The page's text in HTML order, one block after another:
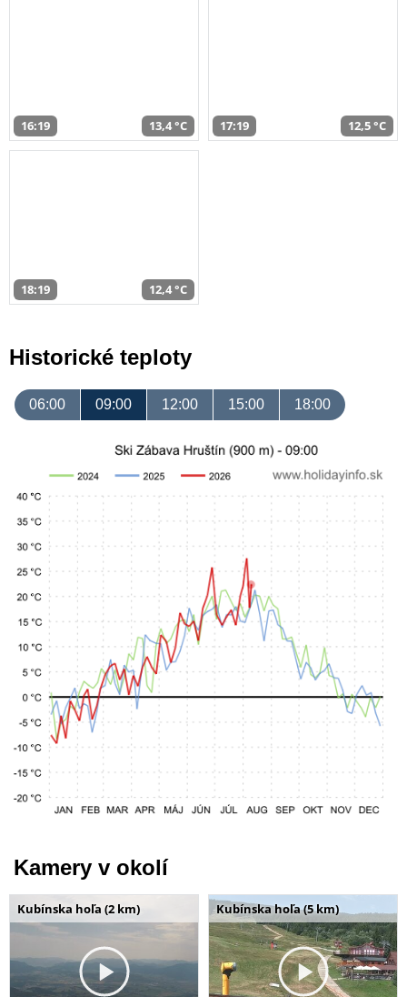
16:19 13,4 °C 17:19 12,5 °C
18:19 12,4 °C
Historické teploty
06:00 09:00 12:00 15:00 18:00
Kamery v okolí
Kubínska hoľa (2 km) Kubínska hoľa (5 km)